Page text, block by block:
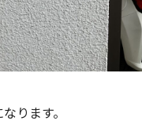
ります。